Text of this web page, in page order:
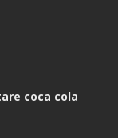
coca cola